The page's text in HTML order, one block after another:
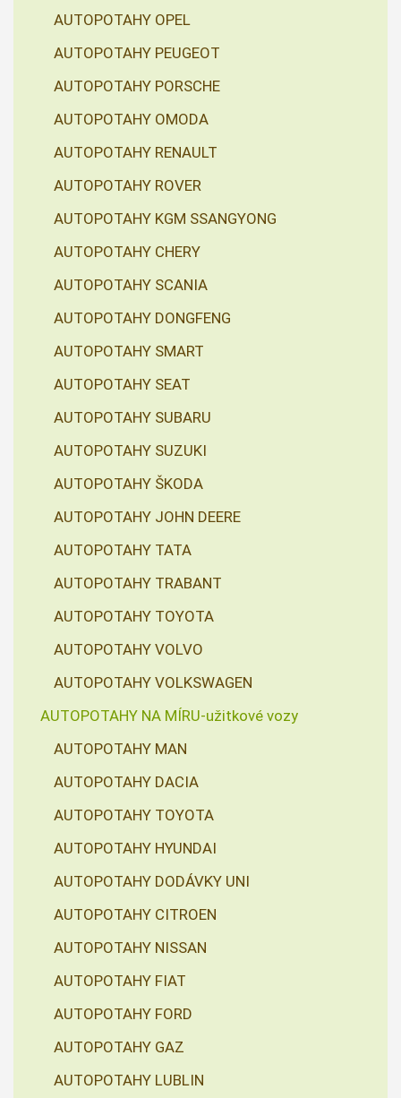
AUTOPOTAHY OPEL
AUTOPOTAHY PEUGEOT
AUTOPOTAHY PORSCHE
AUTOPOTAHY OMODA
AUTOPOTAHY RENAULT
AUTOPOTAHY ROVER
AUTOPOTAHY KGM SSANGYONG
AUTOPOTAHY CHERY
AUTOPOTAHY SCANIA
AUTOPOTAHY DONGFENG
AUTOPOTAHY SMART
AUTOPOTAHY SEAT
AUTOPOTAHY SUBARU
AUTOPOTAHY SUZUKI
AUTOPOTAHY ŠKODA
AUTOPOTAHY JOHN DEERE
AUTOPOTAHY TATA
AUTOPOTAHY TRABANT
AUTOPOTAHY TOYOTA
AUTOPOTAHY VOLVO
AUTOPOTAHY VOLKSWAGEN
AUTOPOTAHY NA MÍRU-užitkové vozy
AUTOPOTAHY MAN
AUTOPOTAHY DACIA
AUTOPOTAHY TOYOTA
AUTOPOTAHY HYUNDAI
AUTOPOTAHY DODÁVKY UNI
AUTOPOTAHY CITROEN
AUTOPOTAHY NISSAN
AUTOPOTAHY FIAT
AUTOPOTAHY FORD
AUTOPOTAHY GAZ
AUTOPOTAHY LUBLIN